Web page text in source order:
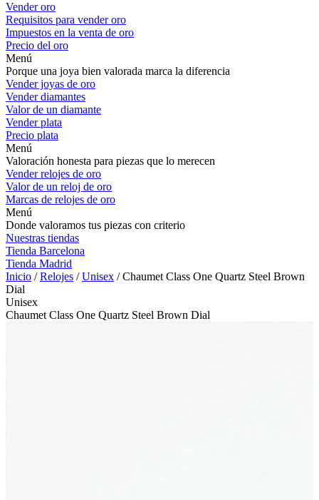
Vender oro
Requisitos para vender oro
Impuestos en la venta de oro
Precio del oro
Menú
Porque una joya bien valorada marca la diferencia
Vender joyas de oro
Vender diamantes
Valor de un diamante
Vender plata
Precio plata
Menú
Valoración honesta para piezas que lo merecen
Vender relojes de oro
Valor de un reloj de oro
Marcas de relojes de oro
Menú
Donde valoramos tus piezas con criterio
Nuestras tiendas
Tienda Barcelona
Tienda Madrid
Inicio /Relojes /Unisex / Chaumet Class One Quartz Steel Brown
Dial
Unisex
Chaumet Class One Quartz Steel Brown Dial